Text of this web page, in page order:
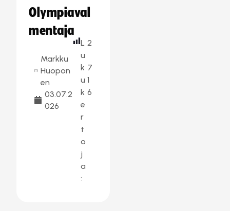
Olympiaval
mentaja
Markku
Huopon
en
03.07.2
026
L
u
k
u
k
e
r
t
o
j
a
:
2
7
1
6